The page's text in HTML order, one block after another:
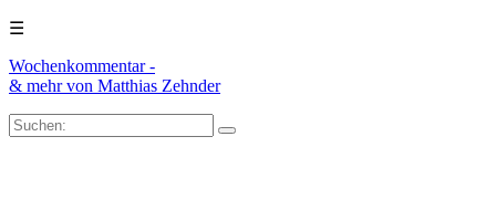
☰
Wochenkommentar -
& mehrvon Matthias Zehnder